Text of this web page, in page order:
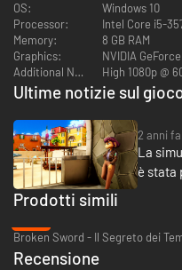
Svela gli indizi
Il tempo è tuo alleato, detective.
come chronolens per investigare
apparivano prima che il crimine
uniche per formulare le tue
OS:
Windows 10
Processor:
Intel Core i5-
Memory:
8 GB RAM
Graphics:
NVIDIA
Additional Notes:
High 1080p @
Ultime notizie sul
2 anni fa
La
è stata
Prodotti simili
Recensione